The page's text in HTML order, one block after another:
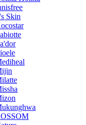
Skin